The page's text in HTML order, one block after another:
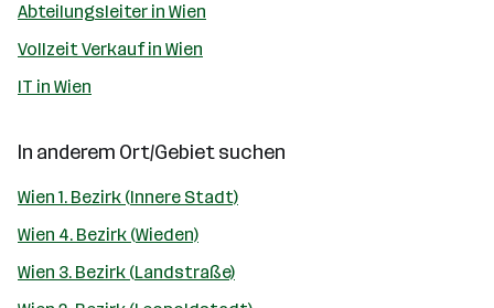
Abteilungsleiter in Wien
Vollzeit Verkauf in Wien
IT in Wien
In anderem Ort/Gebiet suchen
Wien 1. Bezirk (Innere Stadt)
Wien 4. Bezirk (Wieden)
Wien 3. Bezirk (Landstraße)